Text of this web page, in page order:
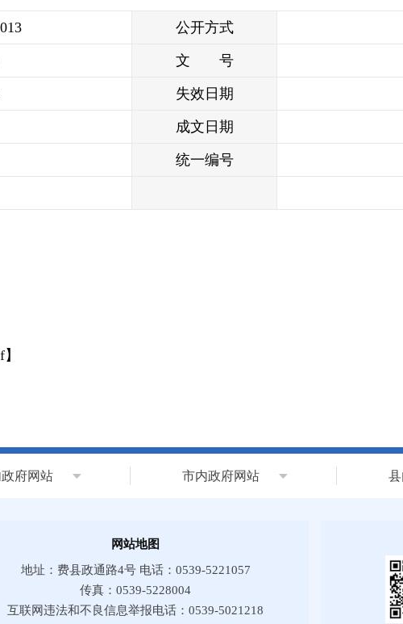
公开方式
文 号
失效日期
成文日期
统一编号
】
府网站 市内政府网站
网站地图
地址：费县政通路4号 电话：0539-5221057
传真：0539-5228004
互联网违法和不良信息举报电话：0539-5021218